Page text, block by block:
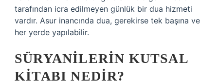
tarafından icra edilmeyen günlük bir dua hizmeti
vardır. Asur inancında dua, gerekirse tek başına ve
her yerde yapılabilir.
SÜRYANILERIN KUTSAL
KITABI NEDIR?